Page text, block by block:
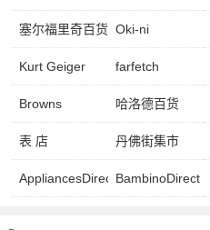
塞尔福里奇百货 Oki-ni
Kurt Geiger farfetch
Browns 哈洛德百货
表 店 丹佛街集市
AppliancesDirect BambinoDirect